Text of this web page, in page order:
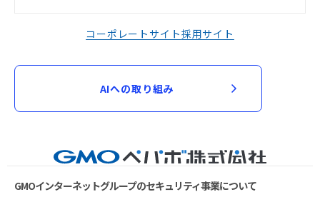
コーポレートサイト採用サイト
AIへの取り組み
GMOインターネットグループのセキュリティ事業について